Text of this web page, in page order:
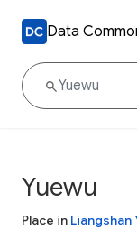
Data
Yuewu
Place in